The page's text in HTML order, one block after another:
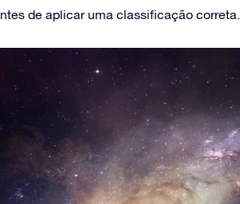
de aplicar uma classificação correta.